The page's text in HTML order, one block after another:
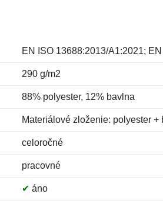
EN ISO 13688:2013/A1:2021;
290 g/m2
88% polyester, 12% bavlna
Materiálové zloženie: polyester +
celoročné
pracovné
✔ áno